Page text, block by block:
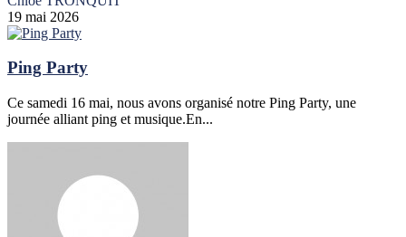
19 mai 2026
Ping Party
Ce samedi 16 mai, nous avons organisé notre Ping Party, une
journée alliant ping et musique.En...